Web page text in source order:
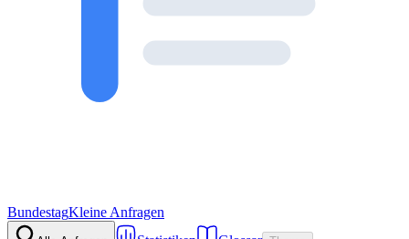
BundestagKleine Anfragen